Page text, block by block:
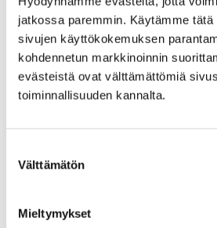
jatkossa paremmin. Käytämme
sivujen käyttökokemuksen
kohdennetun markkinoinnin
evästeistä ovat välttämättömiä
toiminnallisuuden kannalta.
valinta
Välttämätön
Mieltymykset
on paljon muutakin nuorten
toimintaa!
hakea erilaisia liikuntavarusteita
alkunsa nuorten omista toiveista
liikkuminen on entistä
keskustan uimahallilla.
Hyvinvointikahvilat
nuoret voivat pysähtyä hetkeksi
hyvinvointiin ja liikkumiseen